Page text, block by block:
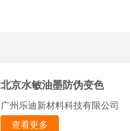
北京水敏油墨防伪变色
广州乐迪新材料科技有限公司
查看更多